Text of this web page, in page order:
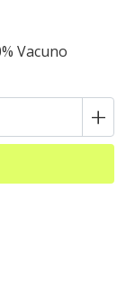
Vacuno
+